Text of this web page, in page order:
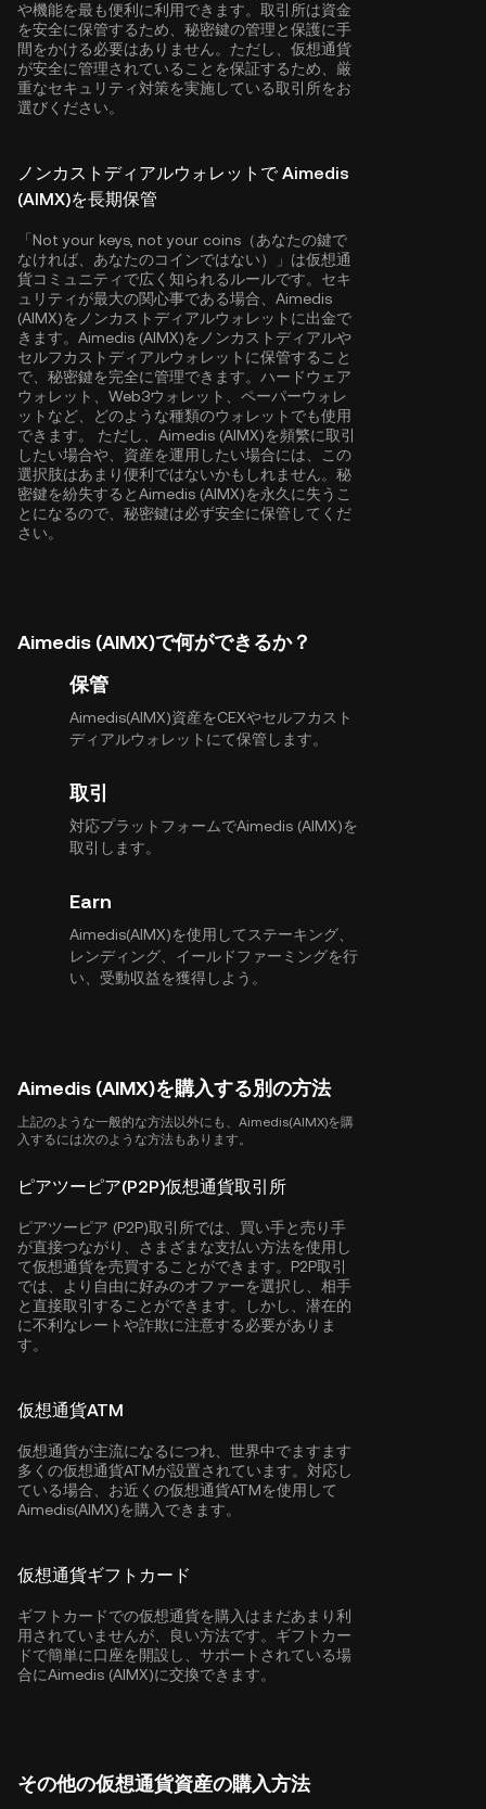
や機能を最も便利に利用できます。取引所は資金
を安全に保管するため、秘密鍵の管理と保護に手
間をかける必要はありません。ただし、仮想通貨
が安全に管理されていることを保証するため、厳
重なセキュリティ対策を実施している取引所をお
選びください。
ノンカストディアルウォレットで Aimedis
(AIMX)を長期保管
「Not your keys, not your coins（あなたの鍵で
なければ、あなたのコインではない）」は仮想通
貨コミュニティで広く知られるルールです。セキ
ュリティが最大の関心事である場合、Aimedis
(AIMX)をノンカストディアルウォレットに出金で
きます。Aimedis (AIMX)をノンカストディアルや
セルフカストディアルウォレットに保管すること
で、秘密鍵を完全に管理できます。ハードウェア
ウォレット、Web3ウォレット、ペーパーウォレ
ットなど、どのような種類のウォレットでも使用
できます。 ただし、Aimedis (AIMX)を頻繁に取引
したい場合や、資産を運用したい場合には、この
選択肢はあまり便利ではないかもしれません。秘
密鍵を紛失するとAimedis (AIMX)を永久に失うこ
とになるので、秘密鍵は必ず安全に保管してくだ
さい。
Aimedis (AIMX)で何ができるか？
保管
Aimedis(AIMX)資産をCEXやセルフカスト
ディアルウォレットにて保管します。
取引
対応プラットフォームでAimedis (AIMX)を
取引します。
Earn
Aimedis(AIMX)を使用してステーキング、
レンディング、イールドファーミングを行
い、受動収益を獲得しよう。
Aimedis (AIMX)を購入する別の方法
上記のような一般的な方法以外にも、Aimedis(AIMX)を購
入するには次のような方法もあります。
ピアツーピア(P2P)仮想通貨取引所
ピアツーピア (P2P)取引所では、買い手と売り手
が直接つながり、さまざまな支払い方法を使用し
て仮想通貨を売買することができます。P2P取引
では、より自由に好みのオファーを選択し、相手
と直接取引することができます。しかし、潜在的
に不利なレートや詐欺に注意する必要がありま
す。
仮想通貨ATM
仮想通貨が主流になるにつれ、世界中でますます
多くの仮想通貨ATMが設置されています。対応し
ている場合、お近くの仮想通貨ATMを使用して
Aimedis(AIMX)を購入できます。
仮想通貨ギフトカード
ギフトカードでの仮想通貨を購入はまだあまり利
用されていませんが、良い方法です。ギフトカー
ドで簡単に口座を開設し、サポートされている場
合にAimedis (AIMX)に交換できます。
その他の仮想通貨資産の購入方法